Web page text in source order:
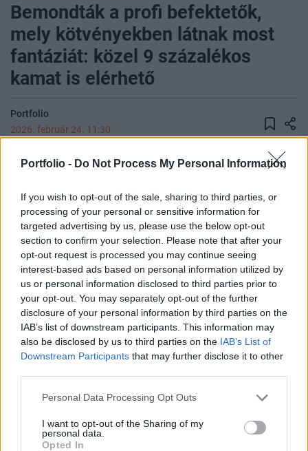
Portfolio - Do Not Process My Personal Information
If you wish to opt-out of the sale, sharing to third parties, or
processing of your personal or sensitive information for
targeted advertising by us, please use the below opt-out
section to confirm your selection. Please note that after your
opt-out request is processed you may continue seeing
interest-based ads based on personal information utilized by
us or personal information disclosed to third parties prior to
your opt-out. You may separately opt-out of the further
disclosure of your personal information by third parties on the
IAB’s list of downstream participants. This information may
also be disclosed by us to third parties on the IAB’s List of
Downstream Participants that may further disclose it to other
Personal Data Processing Opt Outs
I want to opt-out of the Sharing of my
personal data.
Opted In
Bemondták a profi befektetők,
mely kötvényekben látnak most
fantáziát: közel 9 százalékos
kamat is elérhető
Portfolio
2026. február 24. 11:30
2026-ban továbbra is erős volatilitás várható a
lehet olyan vállalati kötvényeket vagy
állampapírokat választani, melyek befektetésre
ajánlott hitelminősítéssel és jó likviditással
rendelkeznek – írja az SPB. A társaság továbbra is
előnyben részesíti azokat a hosszú lejáratú
vállalati kötvényeket, amelyek kibocsátói
várhatóan egy esetleges recessziós környezetben
is fenntarthatóan és profitábilisan működnek.
Portfolio Investment Day 2026Október 21-én jön a Portfolio
kérdésekre. Meddig tarthat az AI-rali, kik lehetnek a
következő évek nyertesei, mire számíthatunk a részvény-,
kötvény-, nyersanyag- és kriptopiacokon, és hogyan